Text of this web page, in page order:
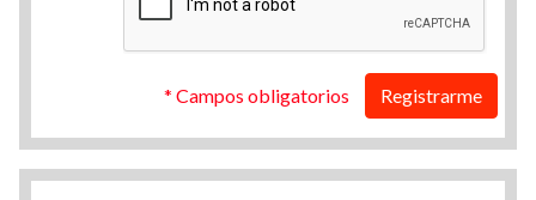
* Campos obligatorios Registrarme